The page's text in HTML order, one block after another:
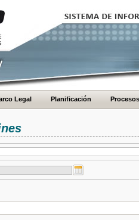
Legal Planificación Procesos